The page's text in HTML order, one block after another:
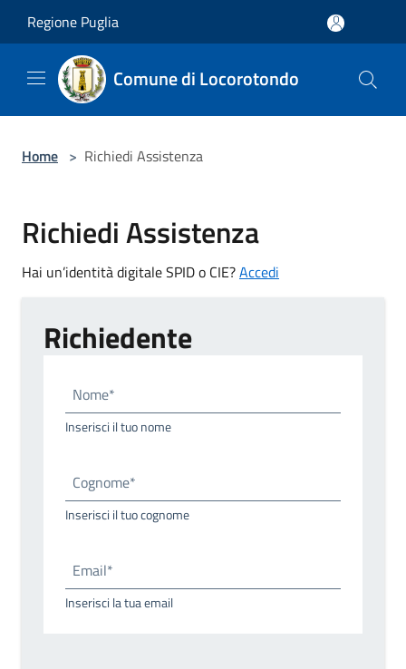
Regione Puglia
Comune di Locorotondo
Home > Richiedi Assistenza
Richiedi Assistenza
Hai un’identità digitale SPID o CIE?Accedi
Richiedente
Nome*
Inserisci il tuo nome
Cognome*
Inserisci il tuo cognome
Email*
Inserisci la tua email